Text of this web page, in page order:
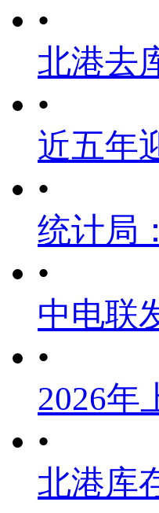
•
北港去
•
近五年
•
统计局
•
中电联
•
2026年
•
北港库